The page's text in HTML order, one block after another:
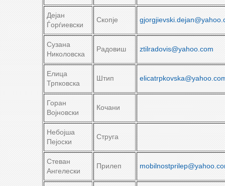
Дејан
Ѓорѓиевски
Скопје
Сузана
Николовска
Радовиш ztilradovis@yahoo.com
Елица
Трпковска
Штип
Горан
Војновски
Кочани
Небојша
Пејоски
Струга
Стеван
Ангелески
Прилеп